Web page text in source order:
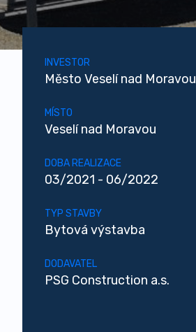
INVESTOR
Město Veselí nad Moravou
MÍSTO
Veselí nad Moravou
DOBA REALIZACE
03/2021 - 06/2022
TYP STAVBY
Bytová výstavba
DODAVATEL
PSG Construction a.s.